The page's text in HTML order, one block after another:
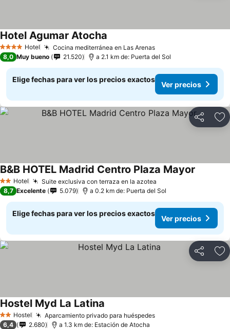
4 EstrellasHotel Cocina mediterránea en Las ArenasVer precios
Hotel Agumar Atocha
8,0 Muy bueno 21.520 a 2.1 km de: Puerta del Sol
Elige fechas para ver los precios exactos
Ver precios
Compartir
2 Estrellas
Hotel Suite exclusiva con terraza en la azotea
B&B HOTEL Madrid Centro Plaza Mayor
8,7 Excelente 5.079 a 0.2 km de: Puerta del Sol
Elige fechas para ver los precios exactos
Ver precios
Compartir
2 Estrellas
Hostel Aparcamiento privado para huéspedesVer precios
Hostel Myd La Latina
6,4 2.680 a 1.3 km de: Estación de Atocha